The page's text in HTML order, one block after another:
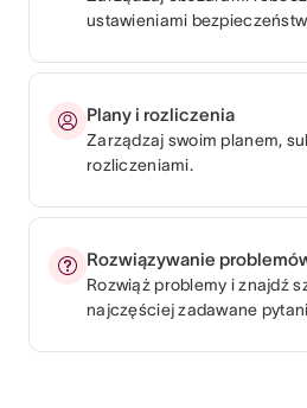
ustawieniami
Plany i rozliczenia
Zarządzaj swoim planem,
rozliczeniami.
Rozwiązywanie
Rozwiąż problemy i znajdź
najczęściej zadawane